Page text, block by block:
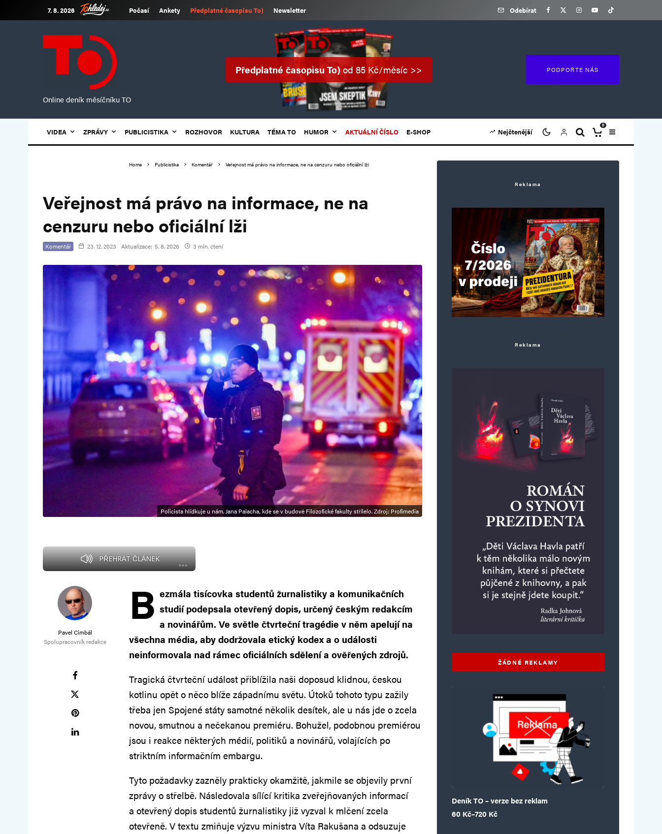
7. 8. 2026 Počasí Ankety Předplatné časopisu To) Newsletter Odebírat
Online deník měsíčníku TO
Předplatné časopisu To)od 85 Kč/měsíc >> PODPOŘTE NÁS
VIDEA ZPRÁVY PUBLICISTIKA ROZHOVOR KULTURA TÉMA TO HUMOR AKTUÁLNÍ ČÍSLO E-SHOP Nejčtenější
0
Home Publicistika Komentář Veřejnost má právo na informace, ne na cenzuru nebo oficiální lži
Veřejnost má právo na informace, ne na
cenzuru nebo oficiální lži
Komentář 23. 12. 2023 Aktualizace: 5. 8. 2026 3 min. čtení
Policista hlídkuje u nám. Jana Palacha, kde se v budově Filozofické fakulty střílelo. Zdroj: Profimedia
PŘEHRÁT ČLÁNEK
Pavel Cimbál
Spolupracovník redakce
B ezmála tisícovka studentů žurnalistiky a komunikačních
studií podepsala otevřený dopis, určený českým redakcím
a novinářům. Ve světle čtvrteční tragédie v něm apelují na
všechna média, aby dodržovala etický kodex a o události
neinformovala nad rámec oficiálních sdělení a ověřených zdrojů.
Tragická čtvrteční událost přiblížila naši doposud klidnou, českou
kotlinu opět o něco blíže západnímu světu. Útoků tohoto typu zažily
třeba jen Spojené státy samotné několik desítek, ale u nás jde o zcela
novou, smutnou a nečekanou premiéru. Bohužel, podobnou premiérou
jsou i reakce některých médií, politiků a novinářů, volajících po
striktním informačním embargu.
Tyto požadavky zazněly prakticky okamžitě, jakmile se objevily první
zprávy o střelbě. Následovala sílící kritika zveřejňovaných informací
a otevřený dopis studentů žurnalistiky již vyzval k mlčení zcela
otevřeně. V textu zmiňuje výzvu ministra Víta Rakušana a odsuzuje
Reklama
Reklama
ŽÁDNÉ REKLAMY
Deník TO – verze bez reklam
60 Kč–720 Kč
Rozpětí cen: 60 Kč až 720 Kč